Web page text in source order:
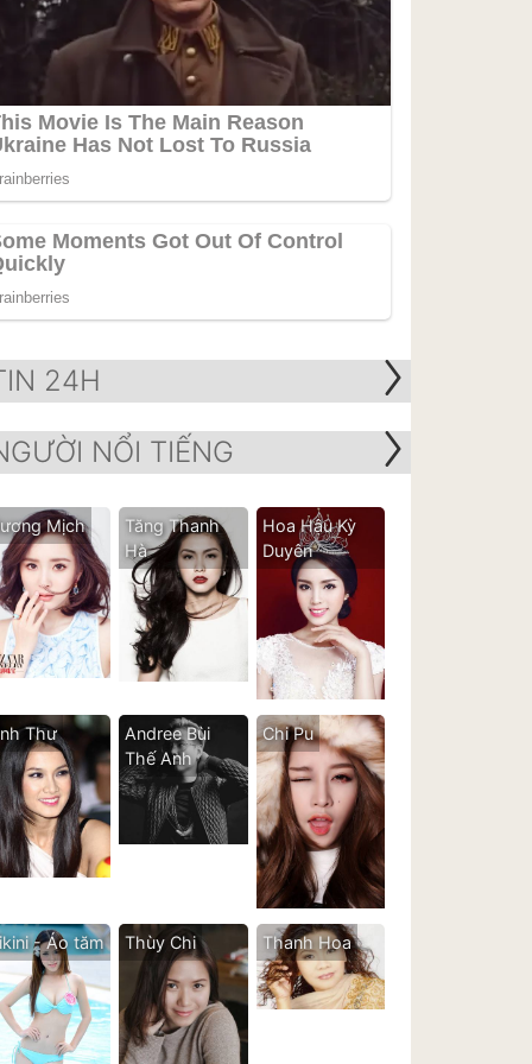
24H
NỔI TIẾNG
Mịch
Tăng Thanh
Hà
Hoa Hậu Kỳ
Duyên
Thư
Andree Bùi
Thế Anh
Chi Pu
- Áo tăm Thùy Chi Thanh Hoa